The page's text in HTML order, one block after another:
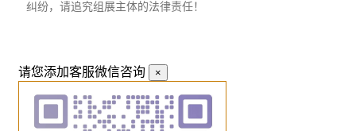
纠纷，请追究组展主体的法律责任！
请您添加客服微信咨询 ×